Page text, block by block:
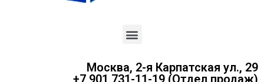
Москва, 2-я Карпатская ул., 29